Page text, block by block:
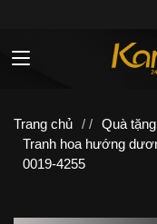
Toggle navigation
Trang chủ / / Quà
Tranh hoa hướng
0019-4255